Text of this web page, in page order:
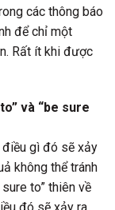
các thông báo
để chỉ một
Rất ít khi được
và “be sure
gì đó sẽ xảy
không thể tránh
to” thiên về